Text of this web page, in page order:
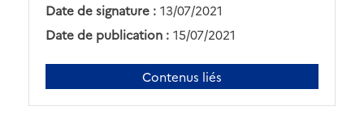
Date de signature : 13/07/2021
Date de publication : 15/07/2021
Contenus liés